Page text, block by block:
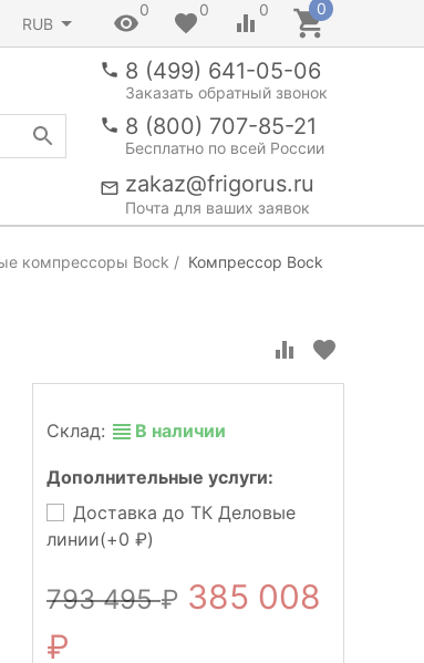
RUB
0 0 0 0
8 (499) 641-05-06
Заказать обратный звонок
8 (800) 707-85-21
Бесплатно по всей России
zakaz@frigorus.ru
Почта для ваших заявок
компрессоры Bock
Компрессор Bock
Склад: В наличии
Дополнительные услуги:
Доставка до ТК Деловые
линии(+0 )
793 495 385 008